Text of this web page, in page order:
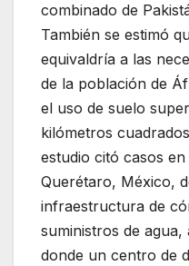
combinado de
También se estimó
equivaldría a las
de la población de
el uso de suelo
kilómetros
estudio citó casos
Querétaro, México,
infraestructura de
suministros de
donde un centro de